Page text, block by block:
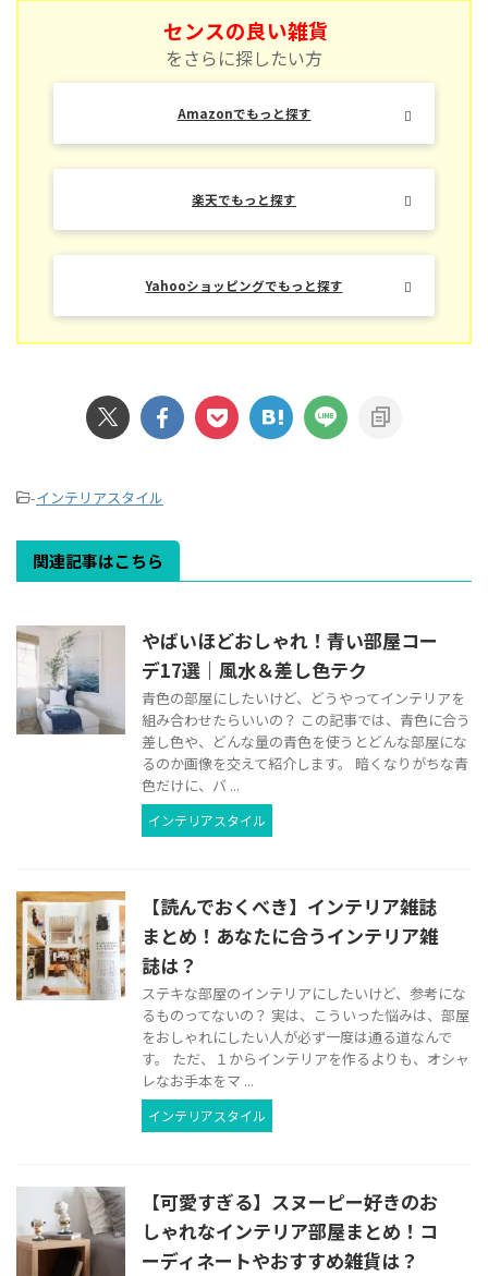
センスの良い雑貨
をさらに探したい方
Amazonでもっと探す
楽天でもっと探す
Yahooショッピングでもっと探す
-インテリアスタイル
関連記事はこちら
やばいほどおしゃれ！青い部屋コー
デ17選｜風水＆差し色テク
青色の部屋にしたいけど、どうやってインテリアを
組み合わせたらいいの？ この記事では、青色に合う
差し色や、どんな量の青色を使うとどんな部屋にな
るのか画像を交えて紹介します。 暗くなりがちな青
色だけに、バ ...
インテリアスタイル
【読んでおくべき】インテリア雑誌
まとめ！あなたに合うインテリア雑
誌は？
ステキな部屋のインテリアにしたいけど、参考にな
るものってないの？ 実は、こういった悩みは、部屋
をおしゃれにしたい人が必ず一度は通る道なんで
す。 ただ、１からインテリアを作るよりも、オシャ
レなお手本をマ ...
インテリアスタイル
【可愛すぎる】スヌーピー好きのお
しゃれなインテリア部屋まとめ！コ
ーディネートやおすすめ雑貨は？